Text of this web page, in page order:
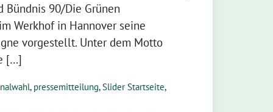
Bündnis 90/Die Grünen
Werkhof in Hannover seine
vorgestellt. Unter dem Motto
[…]
, pressemitteilung,Slider Startseite,